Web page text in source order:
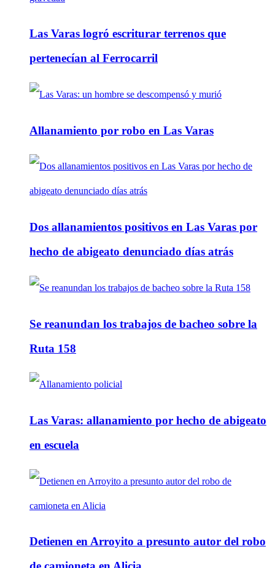
Las Varas logró escriturar terrenos que
pertenecían al Ferrocarril
Allanamiento por robo en Las Varas
Dos allanamientos positivos en Las Varas por
hecho de abigeato denunciado días atrás
Se reanundan los trabajos de bacheo sobre la
Ruta 158
Las Varas: allanamiento por hecho de abigeato
en escuela
Detienen en Arroyito a presunto autor del robo